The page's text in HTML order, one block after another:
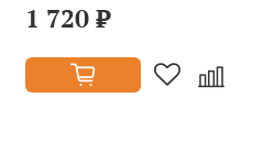
1 720 ₽